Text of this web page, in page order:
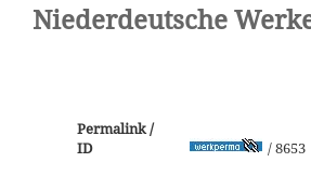
Niederdeutsche
Permalink /
ID
/ 8653